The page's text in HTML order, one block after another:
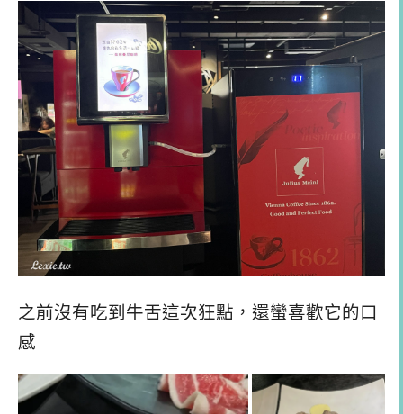
之前沒有吃到牛舌這次狂點，還蠻喜歡它的口
感